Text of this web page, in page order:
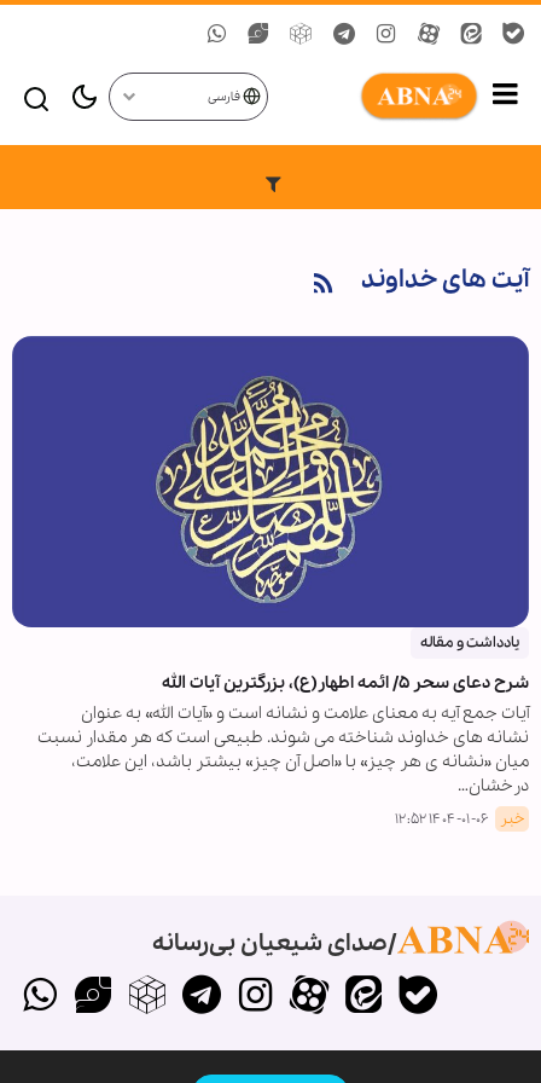
فارسی
آیت های خداوند
یادداشت و مقاله
شرح دعای سحر ۵/ ائمه اطهار(ع)، بزرگترین آیات الله
آیات جمع آیه به معنای علامت و نشانه است و «آیات الله» به عنوان
نشانه های خداوند شناخته می شوند. طبیعی است که هر مقدار نسبت
میان «نشانه ی هر چیز» با «اصل آن چیز» بیشتر باشد، این علامت،
درخشان…
خبر ۱۴۰۴-۰۱-۰۶ ۱۲:۵۲
صدای شیعیان بی‌رسانه